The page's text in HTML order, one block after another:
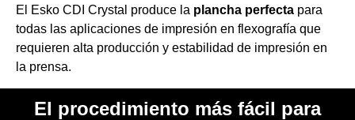
El Esko CDI Crystal produce la plancha perfecta para
todas las aplicaciones de impresión en flexografía que
requieren alta producción y estabilidad de impresión en
la prensa.
El procedimiento más fácil para